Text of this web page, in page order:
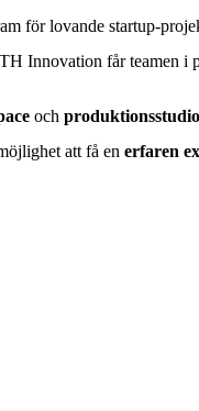
för lovande startup-
Innovation får teamen
och produktionsstudio
att få en erfaren